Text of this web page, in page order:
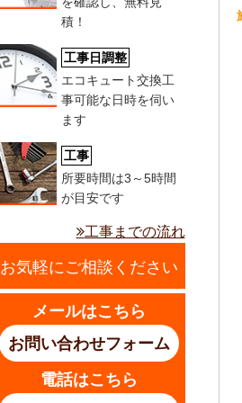
積！
工事日調整
エコキュート交換工
事可能な日時を伺い
ます
工事
所要時間は3～5時間
が目安です
工事までの流れ
お気軽にご相談ください
メールはこちら
お問い合わせフォーム
電話はこちら